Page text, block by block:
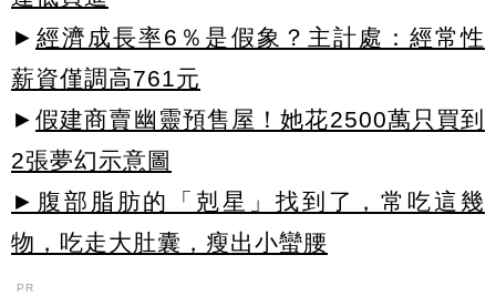
► 經濟成長率6％是假象？主計處：經常性
薪資僅調高761元
► 假建商賣幽靈預售屋！她花2500萬只買到
2張夢幻示意圖
►腹部脂肪的「剋星」找到了，常吃這幾
物，吃走大肚囊，瘦出小蠻腰
PR